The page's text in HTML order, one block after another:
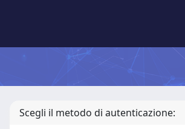
Scegli il metodo di autenticazione: